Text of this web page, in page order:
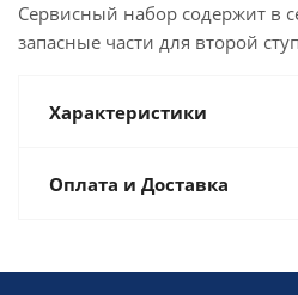
Сервисный набор содержит в
запасные части для второй
Характеристики
Оплата и Доставка